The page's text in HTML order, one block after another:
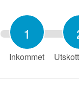
1
Inkommet